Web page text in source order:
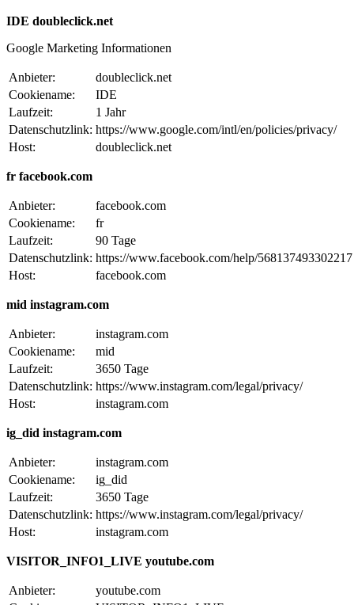
IDE doubleclick.net
Google Marketing Informationen
Anbieter:
doubleclick.net
Cookiename:
IDE
Laufzeit:
1 Jahr
Datenschutzlink: https://www.google.com/intl/en/policies/privacy/
Host:
doubleclick.net
fr facebook.com
Anbieter:
facebook.com
Cookiename:
fr
Laufzeit:
90 Tage
Datenschutzlink: https://www.facebook.com/help/568137493302217
Host:
facebook.com
mid instagram.com
Anbieter:
instagram.com
Cookiename:
mid
Laufzeit:
3650 Tage
Datenschutzlink: https://www.instagram.com/legal/privacy/
Host:
instagram.com
ig_did instagram.com
Anbieter:
instagram.com
Cookiename:
ig_did
Laufzeit:
3650 Tage
Datenschutzlink: https://www.instagram.com/legal/privacy/
Host:
instagram.com
VISITOR_INFO1_LIVE youtube.com
Anbieter:
youtube.com